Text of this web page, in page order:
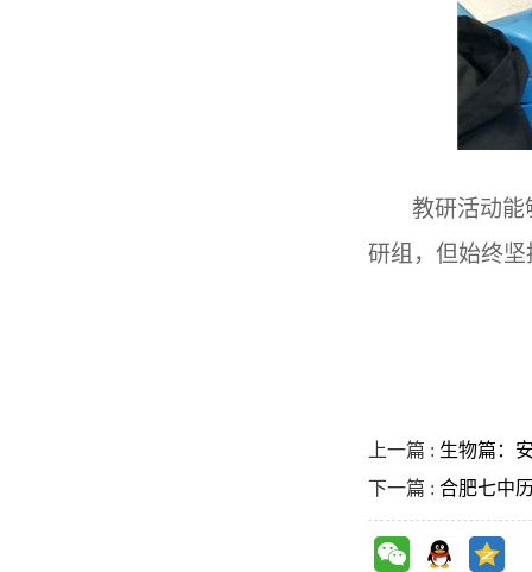
教研活动能
研组，但始终
上一篇 : 生物篇：
下一篇 : 合肥七中